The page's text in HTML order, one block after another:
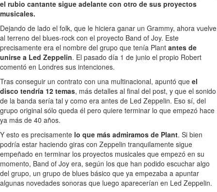
el rubio cantante sigue adelante con otro de sus proyectos
musicales.
Dejando de lado el folk, que le hiciera ganar un Grammy, ahora vuelve
al terreno del blues-rock con el proyecto Band of Joy. Este
precisamente era el nombre del grupo que tenía Plant antes de
unirse a Led Zeppelin. El pasado día 1 de junio el propio Robert
comentó en Londres sus intenciones.
Tras conseguir un contrato con una multinacional, apuntó que el
disco tendría 12 temas, más detalles al final del post, y que el sonido
de la banda sería tal y como era antes de Led Zeppelin. Eso sí, del
grupo original sólo queda él pero quiere terminar lo que empezó hace
ya más de 40 años.
Y esto es precisamente lo que más admiramos de Plant. Si bien
podría estar haciendo giras con Zeppelin tranquilamente sigue
empeñado en terminar los proyectos musicales que empezó en su
momento, Band of Joy era, según los que han podido escuchar algo
del grupo, un grupo de blues básico que ya empezaba a apuntar
algunas novedades sonoras que luego aparecerían en Led Zeppelin.